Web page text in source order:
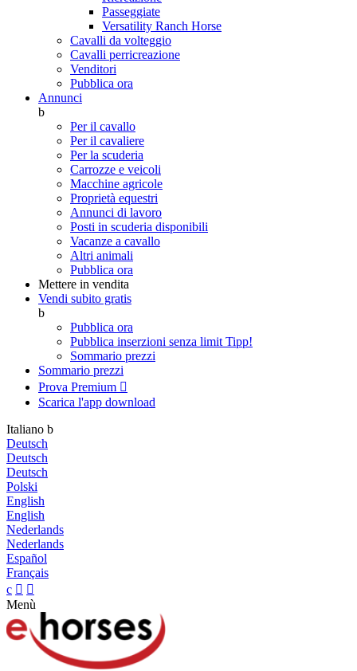
Passeggiate
Versatility Ranch Horse
Cavalli da volteggio
Cavalli perricreazione
Venditori
Pubblica ora
Annunci
b
Per il cavallo
Per il cavaliere
Per la scuderia
Carrozze e veicoli
Macchine agricole
Proprietà equestri
Annunci di lavoro
Posti in scuderia disponibili
Vacanze a cavallo
Altri animali
Pubblica ora
Mettere in vendita
Vendi subito gratis
b
Pubblica ora
Pubblica inserzioni senza limit Tipp!
Sommario prezzi
Sommario prezzi
Prova Premium 
Scarica l'app download
Italiano b
Deutsch
Deutsch
Deutsch
Polski
English
English
Nederlands
Nederlands
Español
Français
c  
Menù